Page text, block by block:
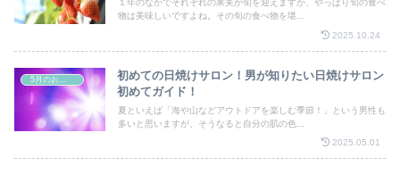
１年のなかでそれぞれの果実が旬を迎えますが、やっぱり旬の食べ
物は美味しいですよね。その旬の食べ物を堪...
2025.10.24
初めての日焼けサロン！男が知りたい日焼けサロン
初めてガイド！
夏といえば「海や山などアウトドアを楽しむ季節！」という男性も
多いと思いますが、そうなると自分の肌の色...
2025.05.01